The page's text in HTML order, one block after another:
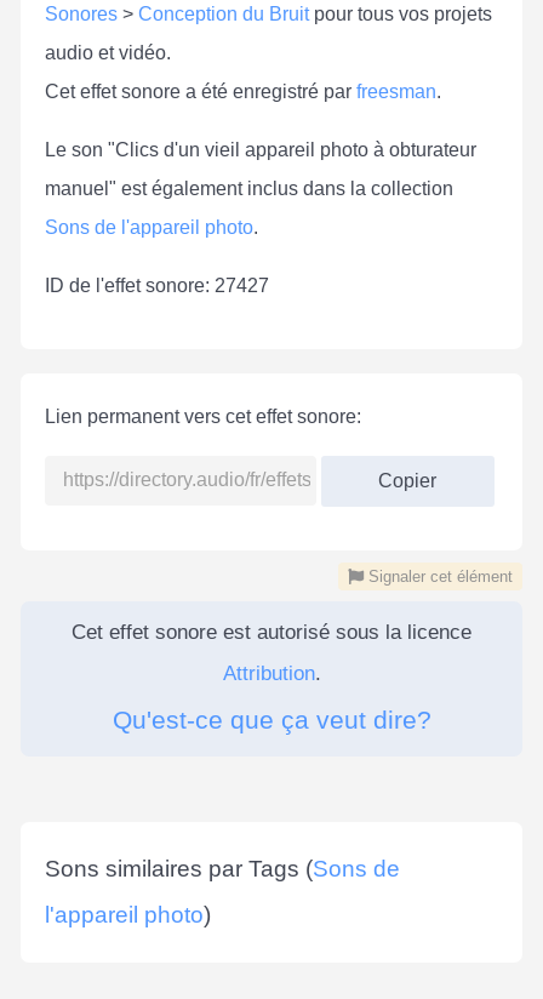
Sonores > Conception du Bruitpour tous vos projets
audio et vidéo.
Cet effet sonore a été enregistré par freesman.
Le son "Clics d'un vieil appareil photo à obturateur
manuel" est également inclus dans la collection
Sons de l'appareil photo.
ID de l'effet sonore: 27427
Lien permanent vers cet effet sonore:
Copier
Signaler cet élément
Cet effet sonore est autorisé sous la licence
Attribution.
Qu'est-ce que ça veut dire?
Sons similaires par Tags (Sons de
l'appareil photo)